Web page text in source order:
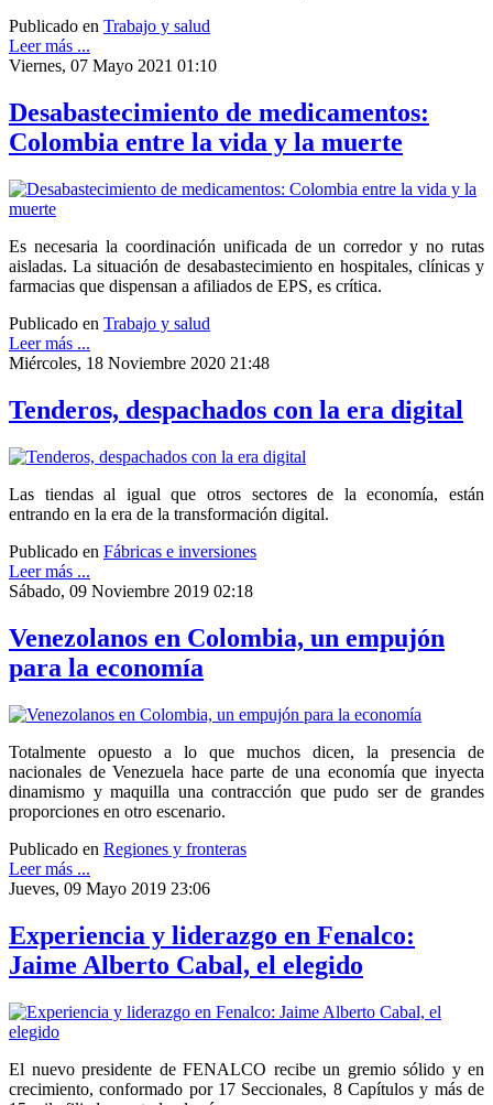
Publicado en Trabajo y salud
Leer más ...
Viernes, 07 Mayo 2021 01:10
Desabastecimiento de medicamentos:
Colombia entre la vida y la muerte
Es necesaria la coordinación unificada de un corredor y no rutas
aisladas. La situación de desabastecimiento en hospitales, clínicas y
farmacias que dispensan a afiliados de EPS, es crítica.
Publicado en Trabajo y salud
Leer más ...
Miércoles, 18 Noviembre 2020 21:48
Tenderos, despachados con la era digital
Las tiendas al igual que otros sectores de la economía, están
entrando en la era de la transformación digital.
Publicado en Fábricas e inversiones
Leer más ...
Sábado, 09 Noviembre 2019 02:18
Venezolanos en Colombia, un empujón
para la economía
Totalmente opuesto a lo que muchos dicen, la presencia de
nacionales de Venezuela hace parte de una economía que inyecta
dinamismo y maquilla una contracción que pudo ser de grandes
proporciones en otro escenario.
Publicado en Regiones y fronteras
Leer más ...
Jueves, 09 Mayo 2019 23:06
Experiencia y liderazgo en Fenalco:
Jaime Alberto Cabal, el elegido
El nuevo presidente de FENALCO recibe un gremio sólido y en
crecimiento, conformado por 17 Seccionales, 8 Capítulos y más de